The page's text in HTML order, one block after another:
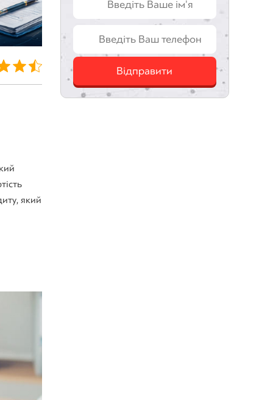
який
Відправити